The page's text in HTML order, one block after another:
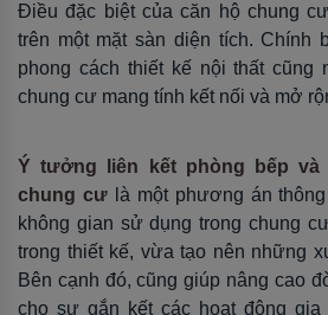
Điều đặc biệt của căn hộ chung
trên một mặt sàn diện tích. Chính
phong cách thiết kế nội thất cũng
chung cư mang tính kết nối và mở
Ý tưởng liên kết phòng bếp và
chung cưlà một phương án
không gian sử dụng trong chung
trong thiết kế, vừa tạo nên những
Bên cạnh đó, cũng giúp nâng cao
cho sự gắn kết các hoạt động